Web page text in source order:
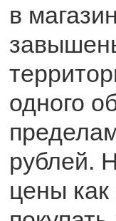
в
одного
рублей.
цены